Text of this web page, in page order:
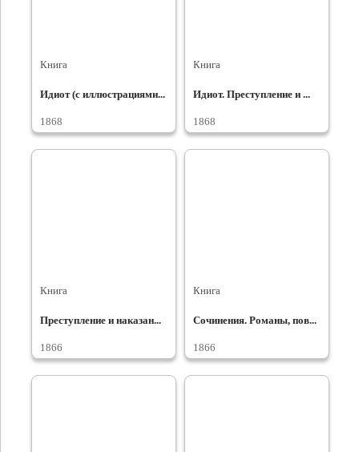
Книга
Идиот (с иллюстрациями...
1868
Книга
Идиот. Преступление и ...
1868
Книга
Преступление и наказан...
1866
Книга
Сочинения. Романы, пов...
1866